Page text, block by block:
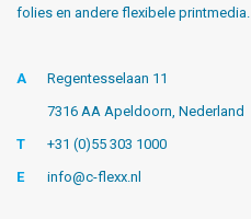
folies en andere flexibele printmedia.
A
Regentesselaan 11
7316 AA Apeldoorn, Nederland
T
+31 (0)55 303 1000
E
info@c-flexx.nl